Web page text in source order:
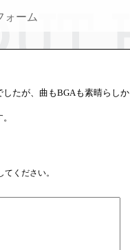
ォーム
たが、曲もBGAも素晴らしか
ください。